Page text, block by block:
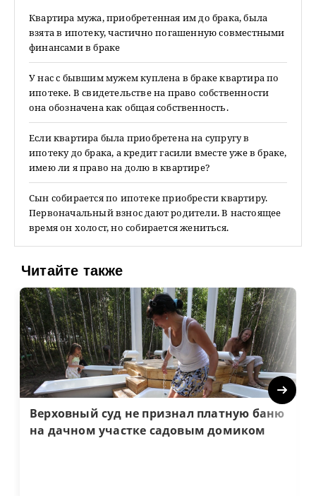
Квартира мужа, приобретенная им до брака, была
взята в ипотеку, частично погашенную совместными
финансами в браке
У нас с бывшим мужем куплена в браке квартира по
ипотеке. В свидетельстве на право собственности
она обозначена как общая собственность.
Если квартира была приобретена на супругу в
ипотеку до брака, а кредит гасили вместе уже в браке,
имею ли я право на долю в квартире?
Сын собирается по ипотеке приобрести квартиру.
Первоначальный взнос дают родители. В настоящее
время он холост, но собирается жениться.
Читайте также
Верховный суд не признал платную баню
на дачном участке садовым домиком
Next